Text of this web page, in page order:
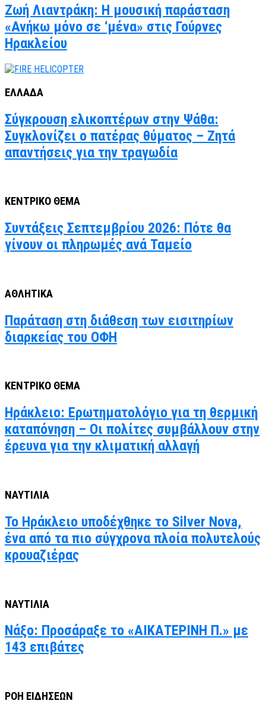
Ζωή Λιαντράκη: Η μουσική παράσταση
«Ανήκω μόνο σε ‘μένα» στις Γούρνες
Ηρακλείου
ΕΛΛΑΔΑ
Σύγκρουση ελικοπτέρων στην Ψάθα:
Συγκλονίζει ο πατέρας θύματος – Ζητά
απαντήσεις για την τραγωδία
ΚΕΝΤΡΙΚΟ ΘΕΜΑ
Συντάξεις Σεπτεμβρίου 2026: Πότε θα
γίνουν οι πληρωμές ανά Ταμείο
ΑΘΛΗΤΙΚΑ
Παράταση στη διάθεση των εισιτηρίων
διαρκείας του ΟΦΗ
ΚΕΝΤΡΙΚΟ ΘΕΜΑ
Ηράκλειο: Ερωτηματολόγιο για τη θερμική
καταπόνηση – Οι πολίτες συμβάλλουν στην
έρευνα για την κλιματική αλλαγή
ΝΑΥΤΙΛΙΑ
Το Ηράκλειο υποδέχθηκε το Silver Nova,
ένα από τα πιο σύγχρονα πλοία πολυτελούς
κρουαζιέρας
ΝΑΥΤΙΛΙΑ
Νάξο: Προσάραξε το «ΑΙΚΑΤΕΡΙΝΗ Π.» με
143 επιβάτες
ΡΟΗ ΕΙΔΗΣΕΩΝ